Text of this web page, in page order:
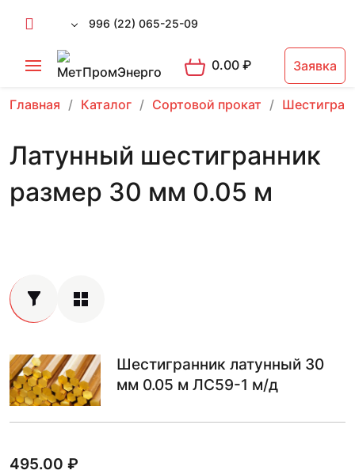
996 (22) 065-25-09
0.00₽ Заявка
Главная Каталог Сортовой прокат
Латунный шестигранник
размер 30 мм 0.05 м
Шестигранник латунный 30
мм 0.05 м ЛС59-1 м/д
495.00 ₽